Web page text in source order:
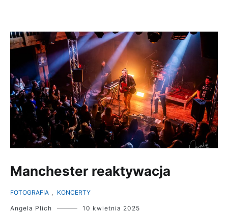
Manchester reaktywacja
FOTOGRAFIA , KONCERTY
Angela Plich 10 kwietnia 2025